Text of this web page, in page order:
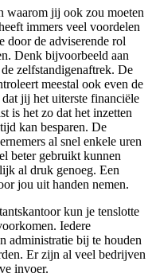
waarom jij ook zou moeten
immers veel voordelen
door de adviserende rol
Denk bijvoorbeeld aan
zelfstandigenaftrek. De
meestal ook even de
jij het uiterste financiële
is het zo dat het inzetten
kan besparen. De
al snel enkele uren
beter gebruikt kunnen
al druk genoeg. Een
jou uit handen nemen.
kun je tenslotte
Iedere
administratie bij te houden
Er zijn al veel bedrijven
invoer.